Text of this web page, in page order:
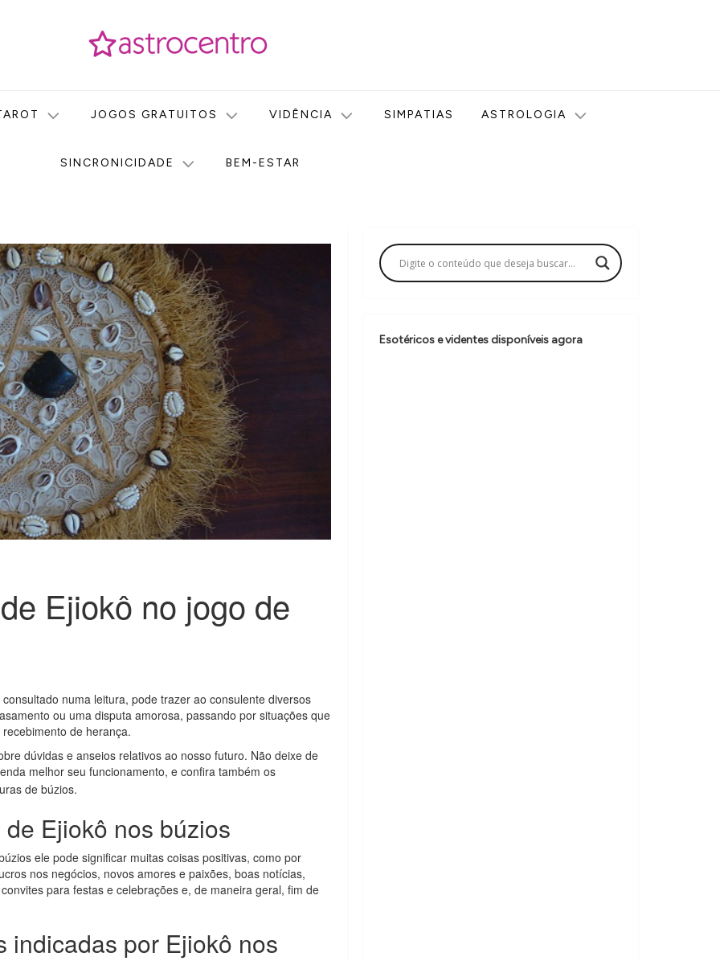
JOGOS GRATUITOS VIDÊNCIA SIMPATIAS ASTROLOGIA
SINCRONICIDADE BEM-ESTAR
Ejiokô no jogo de
numa leitura, pode trazer ao consulente diversos
ou uma disputa amorosa, passando por situações que
de herança.
dúvidas e anseios relativos ao nosso futuro. Não deixe de
melhor seu funcionamento, e confira também os
de búzios.
Ejiokô nos búzios
ele pode significar muitas coisas positivas, como por
nos negócios, novos amores e paixões, boas notícias,
para festas e celebrações e, de maneira geral, fim de
indicadas por Ejiokô nos
Esotéricos e videntes disponíveis agora